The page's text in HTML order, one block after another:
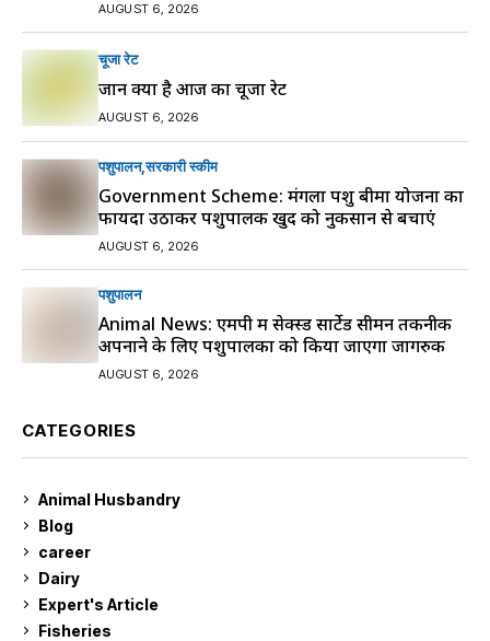
AUGUST 6, 2026
चूजा रेट
जानें क्या है आज का चूजा रेट
AUGUST 6, 2026
पशुपालन सरकारी स्की‍म
Government Scheme: मंगला पशु बीमा योजना का
फायदा उठाकर पशुपालक खुद को नुकसान से बचाएं
AUGUST 6, 2026
पशुपालन
Animal News: एमपी में सेक्स्ड सार्टेड सीमन तकनीक
अपनाने के लिए पशुपालकों को किया जाएगा जागरुक
AUGUST 6, 2026
CATEGORIES
Animal Husbandry
Blog
career
Dairy
Expert's Article
Fisheries